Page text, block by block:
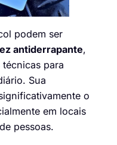
podem ser
antiderrapante,
para
Sua
o
em locais
pessoas.